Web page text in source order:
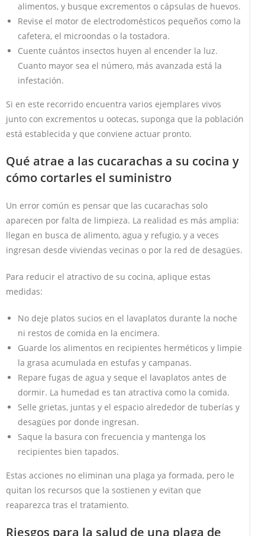
alimentos, y busque excrementos o cápsulas de huevos.
Revise el motor de electrodomésticos pequeños como la
cafetera, el microondas o la tostadora.
Cuente cuántos insectos huyen al encender la luz.
Cuanto mayor sea el número, más avanzada está la
infestación.
Si en este recorrido encuentra varios ejemplares vivos
junto con excrementos u ootecas, suponga que la población
está establecida y que conviene actuar pronto.
Qué atrae a las cucarachas a su cocina y
cómo cortarles el suministro
Un error común es pensar que las cucarachas solo
aparecen por falta de limpieza. La realidad es más amplia:
llegan en busca de alimento, agua y refugio, y a veces
ingresan desde viviendas vecinas o por la red de desagües.
Para reducir el atractivo de su cocina, aplique estas
medidas:
No deje platos sucios en el lavaplatos durante la noche
ni restos de comida en la encimera.
Guarde los alimentos en recipientes herméticos y limpie
la grasa acumulada en estufas y campanas.
Repare fugas de agua y seque el lavaplatos antes de
dormir. La humedad es tan atractiva como la comida.
Selle grietas, juntas y el espacio alrededor de tuberías y
desagües por donde ingresan.
Saque la basura con frecuencia y mantenga los
recipientes bien tapados.
Estas acciones no eliminan una plaga ya formada, pero le
quitan los recursos que la sostienen y evitan que
reaparezca tras el tratamiento.
Riesgos para la salud de una plaga de